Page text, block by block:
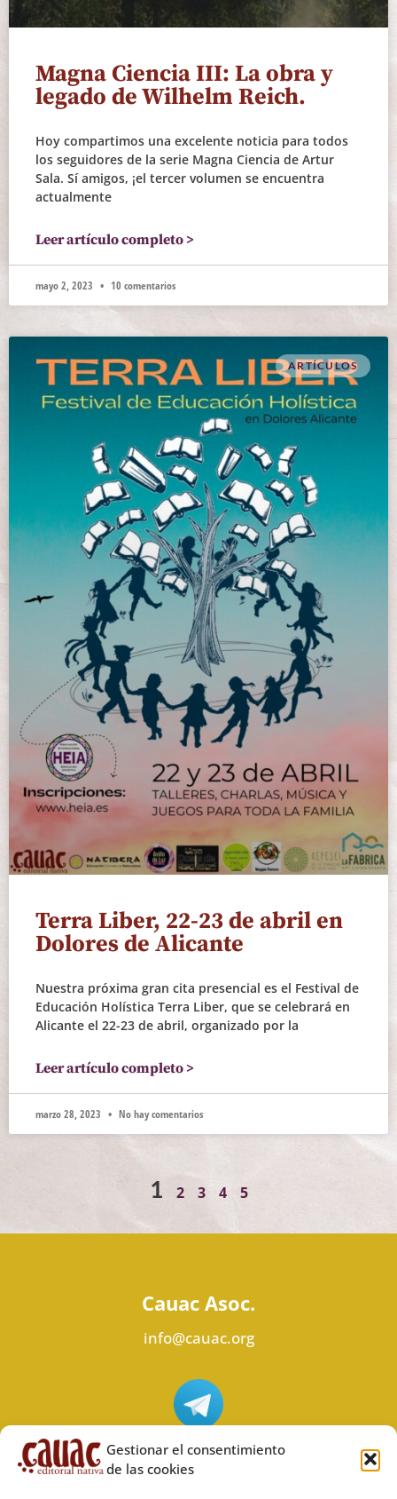
Gestionar el consentimiento
de las cookies
Magna Ciencia III: La obra y
legado de Wilhelm Reich.
Hoy compartimos una excelente noticia para todos
los seguidores de la serie Magna Ciencia de Artur
Sala. Sí amigos, ¡el tercer volumen se encuentra
actualmente
Leer artículo completo >
mayo 2, 2023 10 comentarios
ARTÍCULOS
Terra Liber, 22-23 de abril en
Dolores de Alicante
Nuestra próxima gran cita presencial es el Festival de
Educación Holística Terra Liber, que se celebrará en
Alicante el 22-23 de abril, organizado por la
Leer artículo completo >
marzo 28, 2023 No hay comentarios
1 2 3 4 5
Cauac Asoc.
info@cauac.org
Síguenos en Telegram